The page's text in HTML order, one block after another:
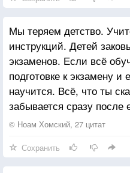
Мы теряем детство.
инструкций. Детей
экзаменов. Если всё
подготовке к экзамену
научится. Всё, что ты
забывается сразу после
© Ноам Хомский, 27 цитат
Сохранить